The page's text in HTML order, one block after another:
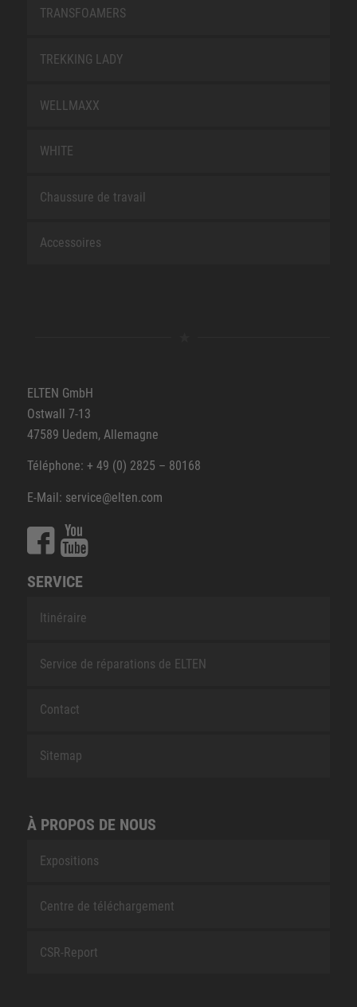
TRANSFOAMERS
TREKKING LADY
WELLMAXX
WHITE
Chaussure de travail
Accessoires
ELTEN GmbH
Ostwall 7-13
47589 Uedem, Allemagne
Téléphone: + 49 (0) 2825 – 80168
E-Mail: service@elten.com
SERVICE
Itinéraire
Service de réparations de ELTEN
Contact
Sitemap
À PROPOS DE NOUS
Expositions
Centre de téléchargement
CSR-Report